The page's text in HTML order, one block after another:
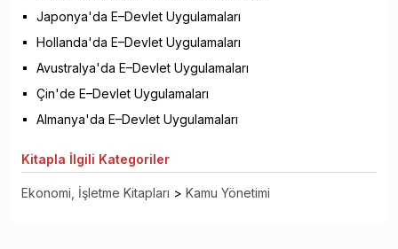
Japonya'da E–Devlet Uygulamaları
Hollanda'da E–Devlet Uygulamaları
Avustralya'da E–Devlet Uygulamaları
Çin'de E–Devlet Uygulamaları
Almanya'da E–Devlet Uygulamaları
Kitapla İlgili Kategoriler
Ekonomi, İşletme Kitapları > Kamu Yönetimi